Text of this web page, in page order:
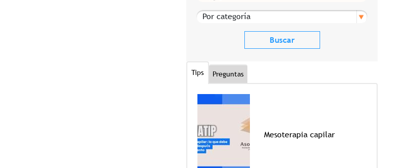
Por categoría
Tips Preguntas
Mesoterapia capilar